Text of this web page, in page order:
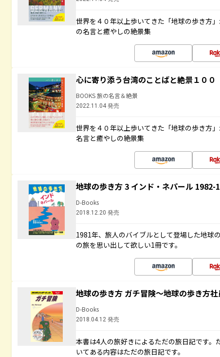
世界を４０年以上歩いてきた「地球の歩き方
の名言と癒やしの絶景集
心に寄り添う台湾のことばと絶景１００
BOOKS 旅の名言＆絶景
2022.11.04 発売
世界を４０年以上歩いてきた「地球の歩き方
名言と癒やしの絶景集
地球の歩き方 3 インド・ネパール 1982-
D-Books
2018.12.20 発売
1981年、旅人のバイブルとして登場した地
の旅を思い出して欲しい1冊です。
地球の歩き方 ガチ冒険～地球の歩き方
D-Books
2018.04.12 発売
本書は4人の旅好きによるただの旅日記です
いてある内容はただの旅日記です。